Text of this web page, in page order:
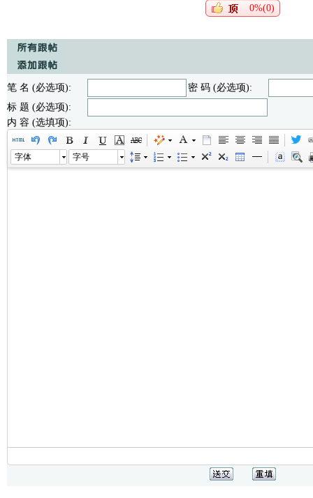
0%(0)
笔 名 (必选项):
密 码 (必选项):
标 题 (必选项):
内 容 (选填项):
字体 字号